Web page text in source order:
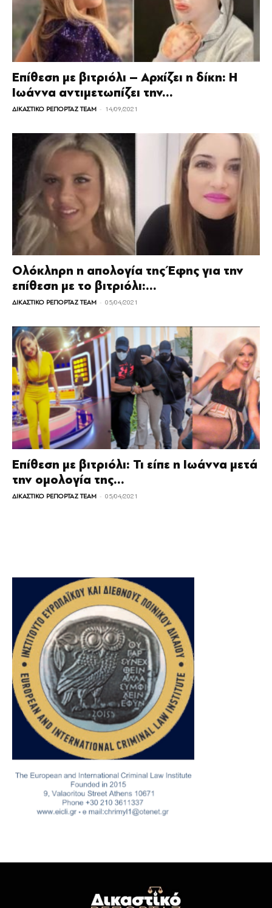
Επίθεση με βιτριόλι – Αρχίζει η δίκη: Η
Ιωάννα αντιμετωπίζει την...
ΔΙΚΑΣΤΙΚΟ ΡΕΠΟΡΤΑΖ TEAM - 14/09/2021
Ολόκληρη η απολογία της Έφης για την
επίθεση με το βιτριόλι:...
ΔΙΚΑΣΤΙΚΟ ΡΕΠΟΡΤΑΖ TEAM - 05/04/2021
Επίθεση με βιτριόλι: Τι είπε η Ιωάννα μετά
την ομολογία της...
ΔΙΚΑΣΤΙΚΟ ΡΕΠΟΡΤΑΖ TEAM - 05/04/2021